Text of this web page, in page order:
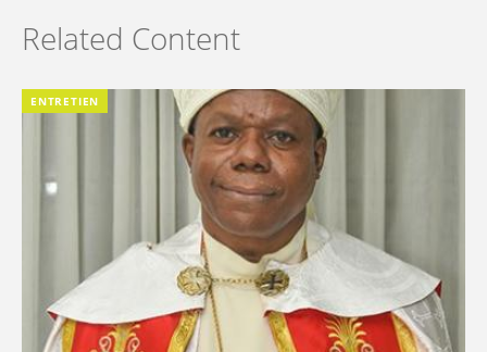
Related Content
ENTRETIEN